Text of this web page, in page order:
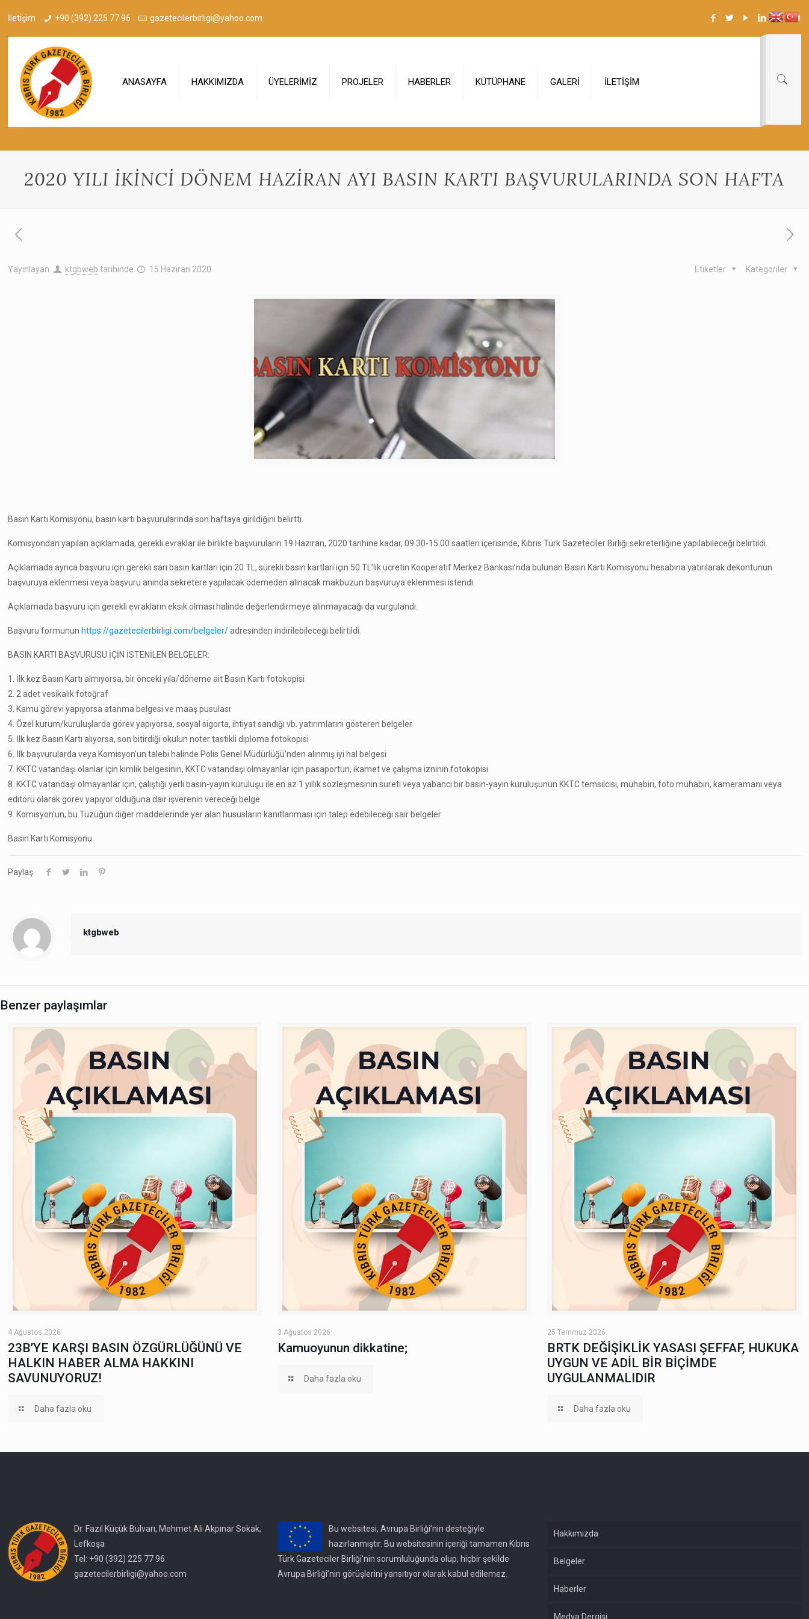
İletişim +90 (392) 225 77 96 gazetecilerbirligi@yahoo.com
ANASAYFA HAKKIMIZDA ÜYELERİMİZ PROJELER HABERLER KÜTÜPHANE GALERİ İLETİŞİM
2020 YILI İKİNCİ DÖNEM HAZİRAN AYI BASIN KARTI BAŞVURULARINDA SON HAFTA
Yayınlayan ktgbweb tarihinde 15 Haziran 2020 Kategoriler
Etiketler
Basın Kartı Komisyonu, basın kartı başvurularında son haftaya girildiğini belirtti.
Komisyondan yapılan açıklamada, gerekli evraklar ile birlikte başvuruların 19 Haziran, 2020 tarihine kadar, 09.30-15.00 saatleri içerisinde, Kıbrıs Türk Gazeteciler Birliği sekreterliğine yapılabileceği belirtildi.
Açıklamada ayrıca başvuru için gerekli sarı basın kartları için 20 TL, sürekli basın kartları için 50 TL’lik ücretin Kooperatif Merkez Bankası’nda bulunan Basın Kartı Komisyonu hesabına yatırılarak dekontunun
başvuruya eklenmesi veya başvuru anında sekretere yapılacak ödemeden alınacak makbuzun başvuruya eklenmesi istendi.
Açıklamada başvuru için gerekli evrakların eksik olması halinde değerlendirmeye alınmayacağı da vurgulandı.
Başvuru formunun https://gazetecilerbirligi.com/belgeler/adresinden indirilebileceği belirtildi.
BASIN KARTI BAŞVURUSU İÇİN İSTENİLEN BELGELER:
1. İlk kez Basın Kartı almıyorsa, bir önceki yıla/döneme ait Basın Kartı fotokopisi
2. 2 adet vesikalık fotoğraf
3. Kamu görevi yapıyorsa atanma belgesi ve maaş pusulası
4. Özel kurum/kuruluşlarda görev yapıyorsa, sosyal sigorta, ihtiyat sandığı vb. yatırımlarını gösteren belgeler
5. İlk kez Basın Kartı alıyorsa, son bitirdiği okulun noter tastikli diploma fotokopisi
6. İlk başvurularda veya Komisyon’un talebi halinde Polis Genel Müdürlüğü’nden alınmış iyi hal belgesi
7. KKTC vatandaşı olanlar için kimlik belgesinin, KKTC vatandaşı olmayanlar için pasaportun, ikamet ve çalışma izninin fotokopisi
8. KKTC vatandaşı olmayanlar için, çalıştığı yerli basın-yayın kuruluşu ile en az 1 yıllık sözleşmesinin sureti veya yabancı bir basın-yayın kuruluşunun KKTC temsilcisi, muhabiri, foto muhabiri, kameramanı veya
editörü olarak görev yapıyor olduğuna dair işverenin vereceği belge
9. Komisyon’un, bu Tüzüğün diğer maddelerinde yer alan hususların kanıtlanması için talep edebileceği sair belgeler
Basın Kartı Komisyonu
Paylaş
ktgbweb
Benzer paylaşımlar
4 Ağustos 2026
23B’YE KARŞI BASIN ÖZGÜRLÜĞÜNÜ VE
HALKIN HABER ALMA HAKKINI
SAVUNUYORUZ!
Daha fazla oku
3 Ağustos 2026
Kamuoyunun dikkatine;
Daha fazla oku
25 Temmuz 2026
BRTK DEĞİŞİKLİK YASASI ŞEFFAF, HUKUKA
UYGUN VE ADİL BİR BİÇİMDE
UYGULANMALIDIR
Daha fazla oku
Dr. Fazıl Küçük Bulvarı, Mehmet Ali Akpınar Sokak,
Lefkoşa
Tel: +90 (392) 225 77 96
gazetecilerbirligi@yahoo.com
Bu websitesi, Avrupa Birliği’nin desteğiyle
hazırlanmıştır. Bu websitesinin içeriği tamamen Kıbrıs
Türk Gazeteciler Birliği'nin sorumluluğunda olup, hiçbir şekilde
Avrupa Birliği’nin görüşlerini yansıtıyor olarak kabul edilemez.
Hakkımızda
Belgeler
Haberler
Medya Dergisi